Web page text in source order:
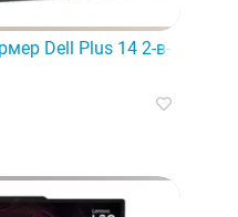
выбор для
Dell Plus 14 2-в-1 |